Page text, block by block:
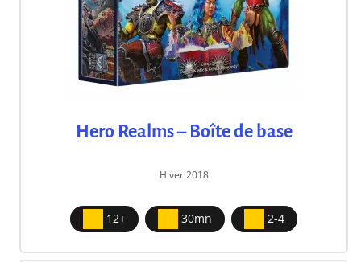
Hero Realms – Boîte de base
Hiver 2018
12+ 30mn 2-4